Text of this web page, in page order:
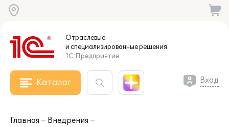
Отраслевые
и специализированныерешения
1С:Предприятие
Каталог Вход
Главная
Внедрения